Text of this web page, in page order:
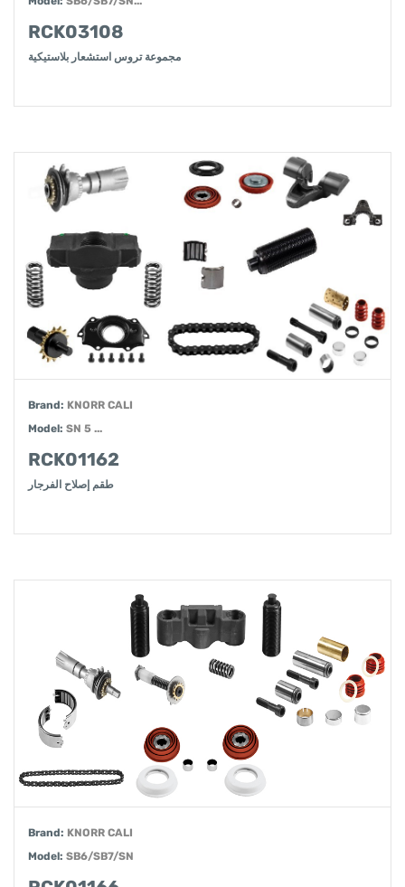
RCK03108
مجموعة تروس استشعار بلاستيكية
Brand: KNORR CALI
Model: SN 5 ...
RCK01162
طقم إصلاح الفرجار
Brand: KNORR CALI
Model: SB6/SB7/SN